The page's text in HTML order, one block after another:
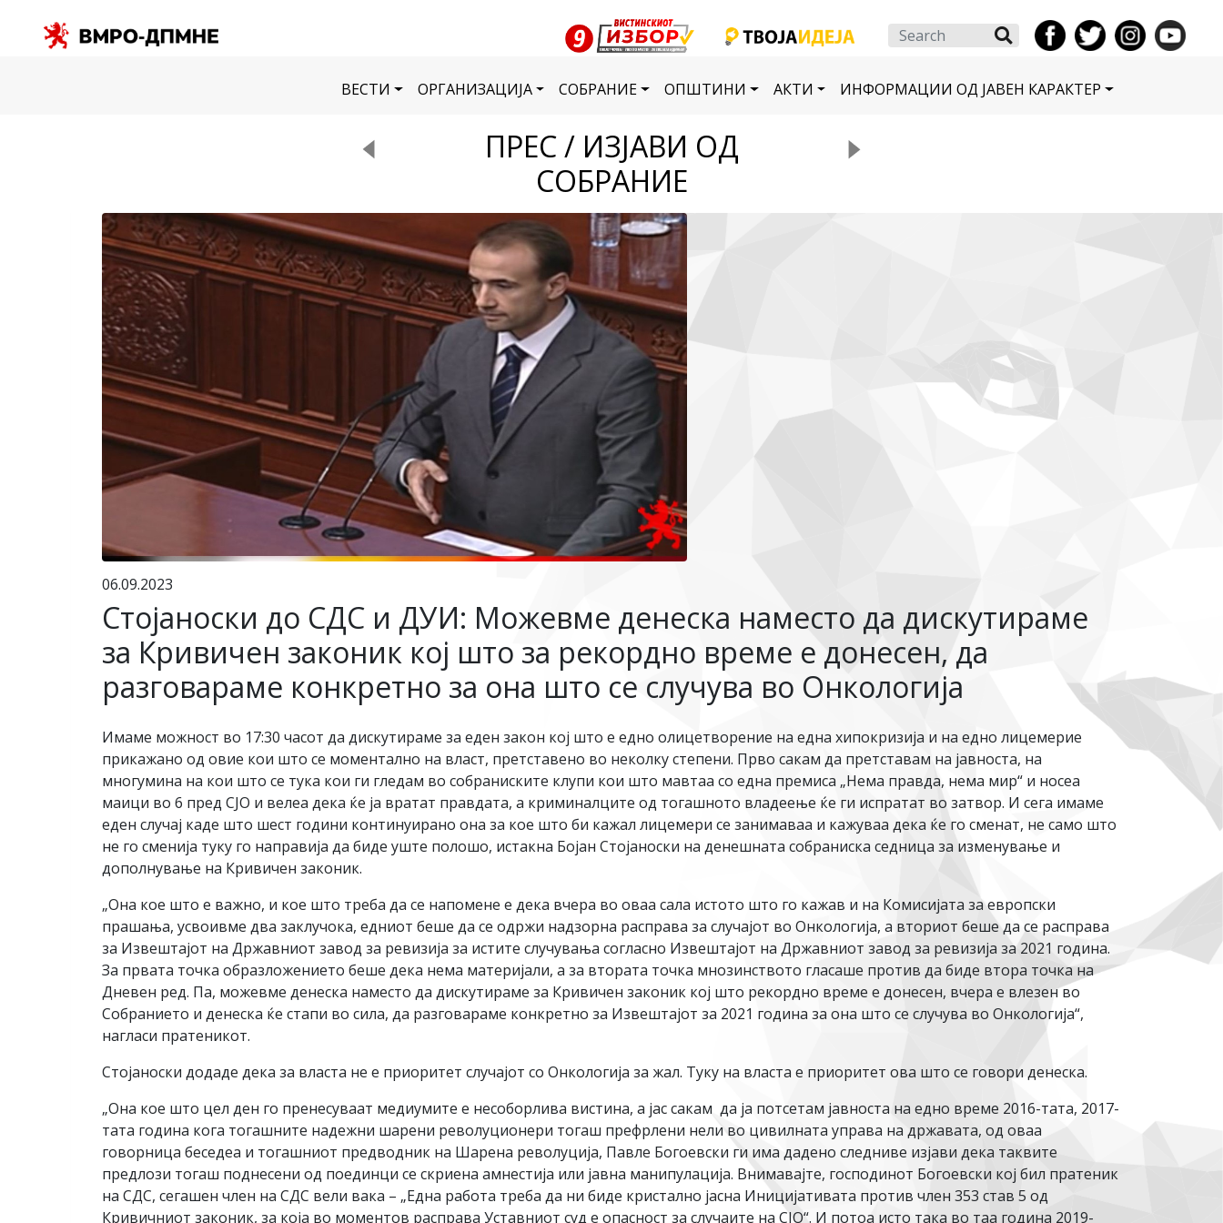
Search
ВЕСТИ ОРГАНИЗАЦИЈА СОБРАНИЕ ОПШТИНИ АКТИ ИНФОРМАЦИИ ОД ЈАВЕН КАРАКТЕР
ПРЕС / ИЗЈАВИ ОД
СОБРАНИЕ
06.09.2023
Стојаноски до СДС и ДУИ: Можевме денеска наместо да дискутираме
за Кривичен законик кој што за рекордно време е донесен, да
разговараме конкретно за она што се случува во Онкологија
Имаме можност во 17:30 часот да дискутираме за еден закон кој што е едно олицетворение на една хипокризија и на едно лицемерие
прикажано од овие кои што се моментално на власт, претставено во неколку степени. Прво сакам да претставам на јавноста, на
многумина на кои што се тука кои ги гледам во собраниските клупи кои што мавтаа со една премиса „Нема правда, нема мир“ и носеа
маици во 6 пред СЈО и велеа дека ќе ја вратат правдата, а криминалците од тогашното владеење ќе ги испратат во затвор. И сега имаме
еден случај каде што шест години континуирано она за кое што би кажал лицемери се занимаваа и кажуваа дека ќе го сменат, не само што
не го сменија туку го направија да биде уште полошо, истакна Бојан Стојаноски на денешната собраниска седница за изменување и
дополнување на Кривичен законик.
„Она кое што е важно, и кое што треба да се напомене е дека вчера во оваа сала истото што го кажав и на Комисијата за европски
прашања, усвоивме два заклучока, едниот беше да се одржи надзорна расправа за случајот во Онкологија, а вториот беше да се расправа
за Извештајот на Државниот завод за ревизија за истите случувања согласно Извештајот на Државниот завод за ревизија за 2021 година.
За првата точка образложението беше дека нема материјали, а за втората точка мнозинството гласаше против да биде втора точка на
Дневен ред. Па, можевме денеска наместо да дискутираме за Кривичен законик кој што рекордно време е донесен, вчера е влезен во
Собранието и денеска ќе стапи во сила, да разговараме конкретно за Извештајот за 2021 година за она што се случува во Онкологија“,
нагласи пратеникот.
Стојаноски додаде дека за власта не е приоритет случајот со Онкологија за жал. Туку на власта е приоритет ова што се говори денеска.
„Она кое што цел ден го пренесуваат медиумите е несоборлива вистина, а јас сакам да ја потсетам јавноста на едно време 2016-тата, 2017-
тата година кога тогашните надежни шарени револуционери тогаш префрлени нели во цивилната управа на државата, од оваа
говорница беседеа и тогашниот предводник на Шарена револуција, Павле Богоевски ги има дадено следниве изјави дека таквите
предлози тогаш поднесени од поединци се скриена амнестија или јавна манипулација. Внимавајте, господинот Богоевски кој бил пратеник
на СДС, сегашен член на СДС вели вака – „Една работа треба да ни биде кристално јасна Иницијативата против член 353 став 5 од
Кривичниот законик, за која во моментов расправа Уставниот суд е опасност за случаите на СЈО“. И потоа исто така во таа година 2019-